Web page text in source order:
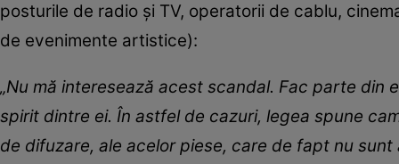
posturile de radio şi TV, operatorii de cablu,
de evenimente artistice):
„Nu mă interesează acest scandal. Fac parte din
spirit dintre ei. În astfel de cazuri, legea spune
de difuzare, ale acelor piese, care de fapt nu